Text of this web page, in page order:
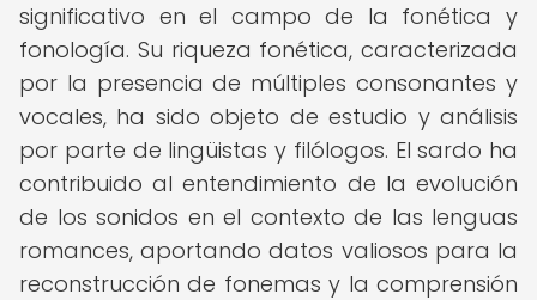
significativo en el campo de la fonética y
fonología. Su riqueza fonética, caracterizada
por la presencia de múltiples consonantes y
vocales, ha sido objeto de estudio y análisis
por parte de lingüistas y filólogos. El sardo ha
contribuido al entendimiento de la evolución
de los sonidos en el contexto de las lenguas
romances, aportando datos valiosos para la
reconstrucción de fonemas y la comprensión